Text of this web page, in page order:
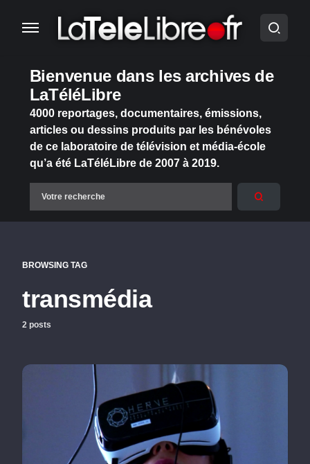
Bienvenue dans les archives de
LaTéléLibre
4000 reportages, documentaires, émissions,
articles ou dessins produits par les bénévoles
de ce laboratoire de télévision et média-école
qu’a été LaTéléLibre de 2007 à 2019.
BROWSING TAG
transmédia
2 posts